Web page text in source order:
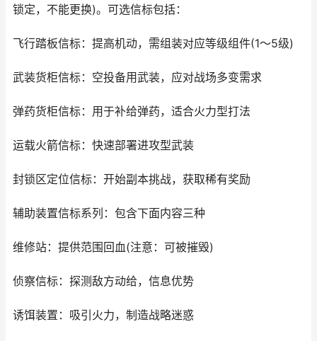
锁定，不能更换)。可选信标包括：
飞行踏板信标：提高机动，需组装对应等级组件(1～5级)
武装货柜信标：空投备用武装，应对战场多变需求
弹药货柜信标：用于补给弹药，适合火力型打法
运载火箭信标：快速部署进攻型武装
封锁区定位信标：开始副本挑战，获取稀有奖励
辅助装置信标系列：包含下面内容三种
维修站：提供范围回血(注意：可被摧毁)
侦察信标：探测敌方动给，信息优势
诱饵装置：吸引火力，制造战略迷惑